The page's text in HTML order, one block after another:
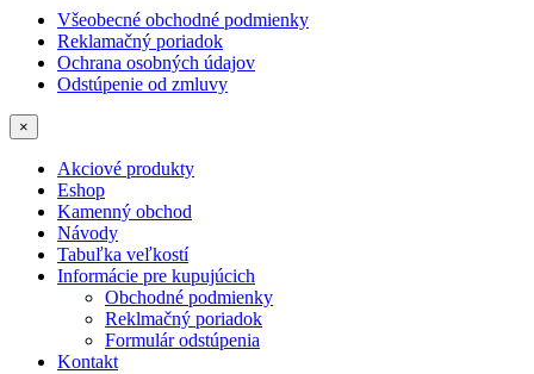
Všeobecné obchodné podmienky
Reklamačný poriadok
Ochrana osobných údajov
Odstúpenie od zmluvy
×
Akciové produkty
Eshop
Kamenný obchod
Návody
Tabuľka veľkostí
Informácie pre kupujúcich
Obchodné podmienky
Reklmačný poriadok
Formulár odstúpenia
Kontakt